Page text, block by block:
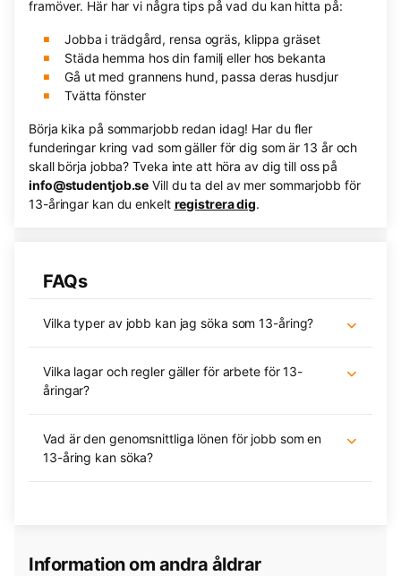
framöver. Här har vi några tips på vad du kan hitta på:
Jobba i trädgård, rensa ogräs, klippa gräset
Städa hemma hos din familj eller hos bekanta
Gå ut med grannens hund, passa deras husdjur
Tvätta fönster
Börja kika på sommarjobb redan idag! Har du fler
funderingar kring vad som gäller för dig som är 13 år och
skall börja jobba? Tveka inte att höra av dig till oss på
info@studentjob.se Vill du ta del av mer sommarjobb för
13-åringar kan du enkelt registrera dig.
FAQs
Vilka typer av jobb kan jag söka som 13-åring?
Vilka lagar och regler gäller för arbete för 13-
åringar?
Vad är den genomsnittliga lönen för jobb som en
13-åring kan söka?
Information om andra åldrar